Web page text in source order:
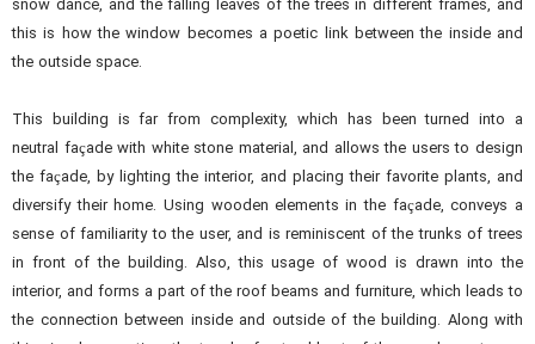
snow dance, and the falling leaves of the trees in different frames, and
this is how the window becomes a poetic link between the inside and
the outside space.
This building is far from complexity, which has been turned into a
neutral façade with white stone material, and allows the users to design
the façade, by lighting the interior, and placing their favorite plants, and
diversify their home. Using wooden elements in the façade, conveys a
sense of familiarity to the user, and is reminiscent of the trunks of trees
in front of the building. Also, this usage of wood is drawn into the
interior, and forms a part of the roof beams and furniture, which leads to
the connection between inside and outside of the building. Along with